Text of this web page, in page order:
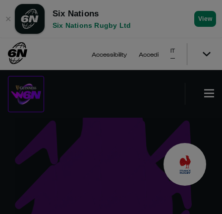
✕
Six Nations
Six Nations Rugby Ltd
View
Accessibility Accedi
IT